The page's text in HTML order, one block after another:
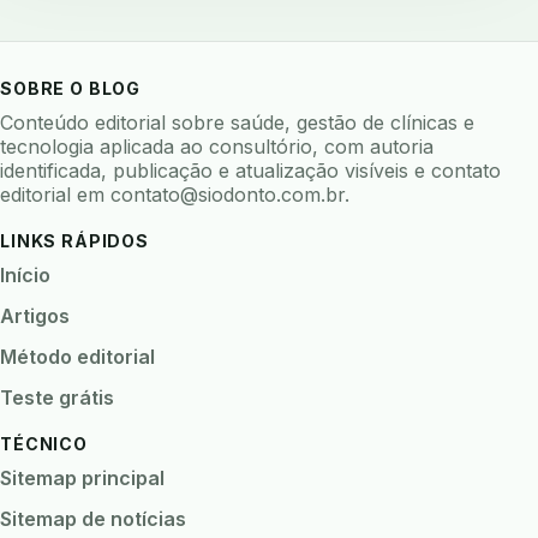
bioceramicos biocompatibilidade
biofeedback
biofilme linhas agua bioimpedancia
biomarcadores biomateriais biomecanica
biometria biometria clinica biometria facial
biopsia biopsia oral
biosseguranca clinica
biossensores
blockchain
SOBRE O BLOG
Conteúdo editorial sobre saúde, gestão de clínicas e
tecnologia aplicada ao consultório, com autoria
identificada, publicação e atualização visíveis e contato
editorial em contato@siodonto.com.br.
LINKS RÁPIDOS
Início
Artigos
Método editorial
Teste grátis
TÉCNICO
Sitemap principal
Sitemap de notícias